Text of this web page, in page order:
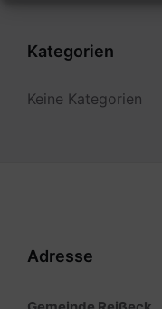
Kategorien
Keine Kategorien
Adresse